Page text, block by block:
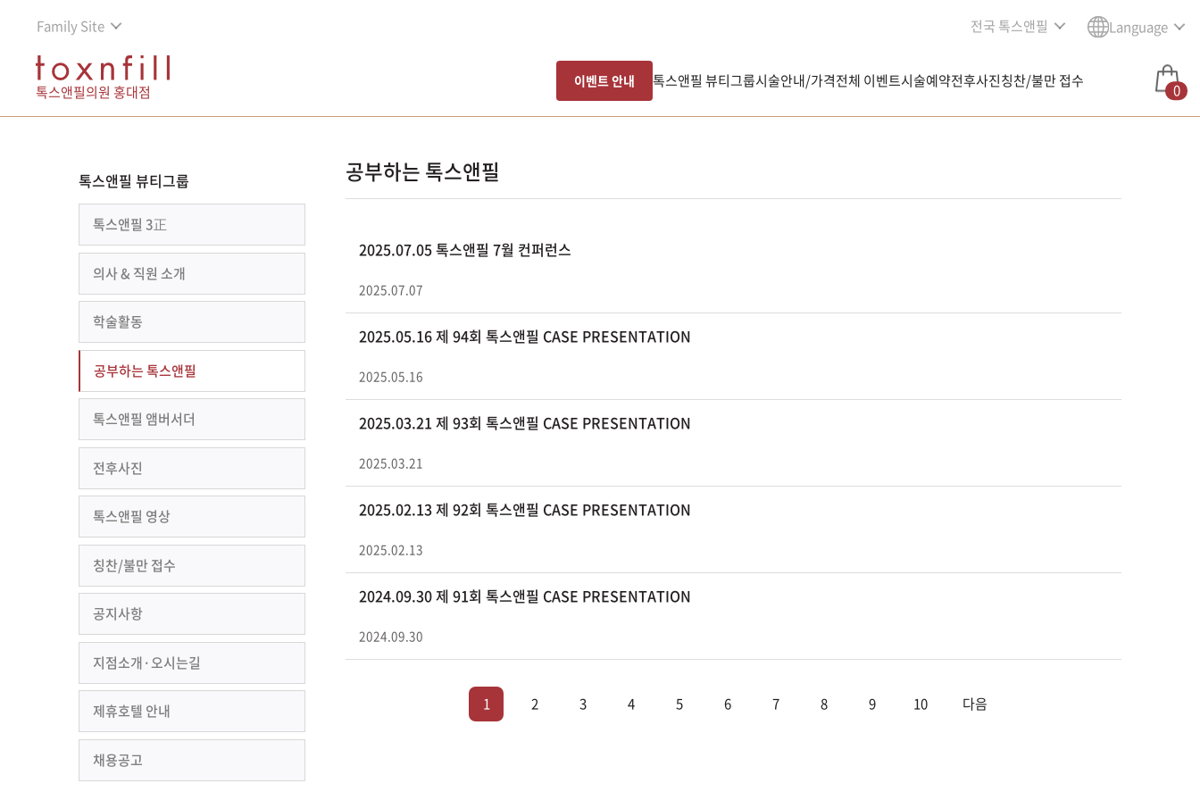
Family Site 전국 톡스앤필 Language
톡스앤필의원 홍대점
이벤트 안내 톡스앤필 뷰티그룹시술안내/가격전체 이벤트시술예약전후사진칭찬/불만 접수 0
톡스앤필 뷰티그룹
톡스앤필 3正
의사 & 직원 소개
학술활동
공부하는 톡스앤필
톡스앤필 앰버서더
전후사진
톡스앤필 영상
칭찬/불만 접수
공지사항
지점소개·오시는길
제휴호텔 안내
채용공고
공부하는 톡스앤필
2025.07.05 톡스앤필 7월 컨퍼런스
2025.07.07
2025.05.16 제 94회 톡스앤필 CASE PRESENTATION
2025.05.16
2025.03.21 제 93회 톡스앤필 CASE PRESENTATION
2025.03.21
2025.02.13 제 92회 톡스앤필 CASE PRESENTATION
2025.02.13
2024.09.30 제 91회 톡스앤필 CASE PRESENTATION
2024.09.30
1 2 3 4 5 6 7 8 9 10 다음